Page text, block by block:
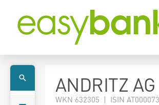
ANDRITZ AG
WKN 632305 | ISIN